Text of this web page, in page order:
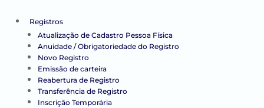
Registros
Atualização de Cadastro Pessoa Física
Anuidade / Obrigatoriedade do Registro
Novo Registro
Emissão de carteira
Reabertura de Registro
Transferência de Registro
Inscrição Temporária